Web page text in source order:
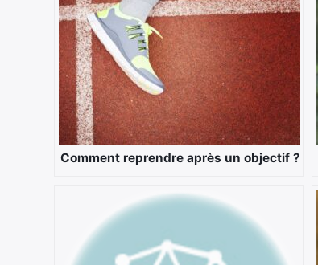
Comment reprendre après un objectif ?